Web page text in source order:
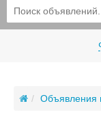
Объявления